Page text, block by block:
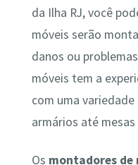
da Ilha RJ, você
móveis serão
danos ou
móveis tem a
com uma
armários até mesas
Os montadores de